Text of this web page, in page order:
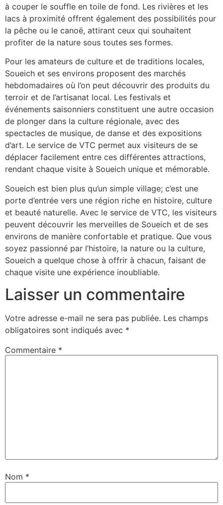
à couper le souffle en toile de fond. Les rivières et les
lacs à proximité offrent également des possibilités pour
la pêche ou le canoë, attirant ceux qui souhaitent
profiter de la nature sous toutes ses formes.
Pour les amateurs de culture et de traditions locales,
Soueich et ses environs proposent des marchés
hebdomadaires où l’on peut découvrir des produits du
terroir et de l’artisanat local. Les festivals et
événements saisonniers constituent une autre occasion
de plonger dans la culture régionale, avec des
spectacles de musique, de danse et des expositions
d’art. Le service de VTC permet aux visiteurs de se
déplacer facilement entre ces différentes attractions,
rendant chaque visite à Soueich unique et mémorable.
Soueich est bien plus qu’un simple village; c’est une
porte d’entrée vers une région riche en histoire, culture
et beauté naturelle. Avec le service de VTC, les visiteurs
peuvent découvrir les merveilles de Soueich et de ses
environs de manière confortable et pratique. Que vous
soyez passionné par l’histoire, la nature ou la culture,
Soueich a quelque chose à offrir à chacun, faisant de
chaque visite une expérience inoubliable.
Laisser un commentaire
Votre adresse e-mail ne sera pas publiée. Les champs
obligatoires sont indiqués avec *
Commentaire *
Nom *